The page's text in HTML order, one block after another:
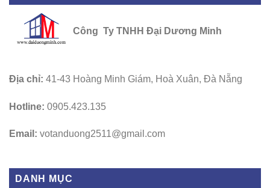
Công Ty TNHH Đại Dương Minh
Địa chỉ: 41-43 Hoàng Minh Giám, Hoà Xuân, Đà Nẵng
Hotline: 0905.423.135
Email: votanduong2511@gmail.com
DANH MỤC